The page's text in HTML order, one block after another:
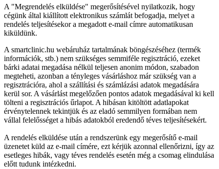
A "Megrendelés elküldése" megerősítésével nyilatkozik, hogy
cégünk által kiállított elektronikus számlát befogadja, melyet a
rendelés teljesítésekor a megadott e-mail címre automatikusan
kiküldünk.
A smartclinic.hu webáruház tartalmának böngészéséhez (termék
információk, stb.) nem szükséges semmiféle regisztráció, ezeket
bárki adatai megadása nélkül teljesen anonim módon, szabadon
megteheti, azonban a tényleges vásárláshoz már szükség van a
regisztrációra, ahol a szállítási és számlázási adatok megadására
kerül sor. A vásárlást megelőzően pontos adatok megadásával ki kell
tölteni a regisztrációs űrlapot. A hibásan kitöltött adatlapokat
érvénytelennek tekintjük és az eladó semmilyen formában nem
vállal felelősséget a hibás adatokból eredendő téves teljesítésekért.
A rendelés elküldése után a rendszerünk egy megerősítő e-mail
üzenetet küld az e-mail címére, ezt kérjük azonnal ellenőrizni, így az
esetleges hibák, vagy téves rendelés esetén még a csomag elindulása
előtt tudunk intézkedni.